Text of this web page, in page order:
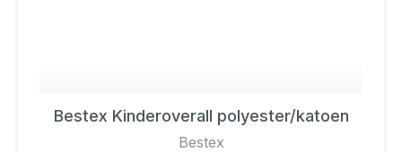
Bestex Kinderoverall polyester/katoen
Bestex